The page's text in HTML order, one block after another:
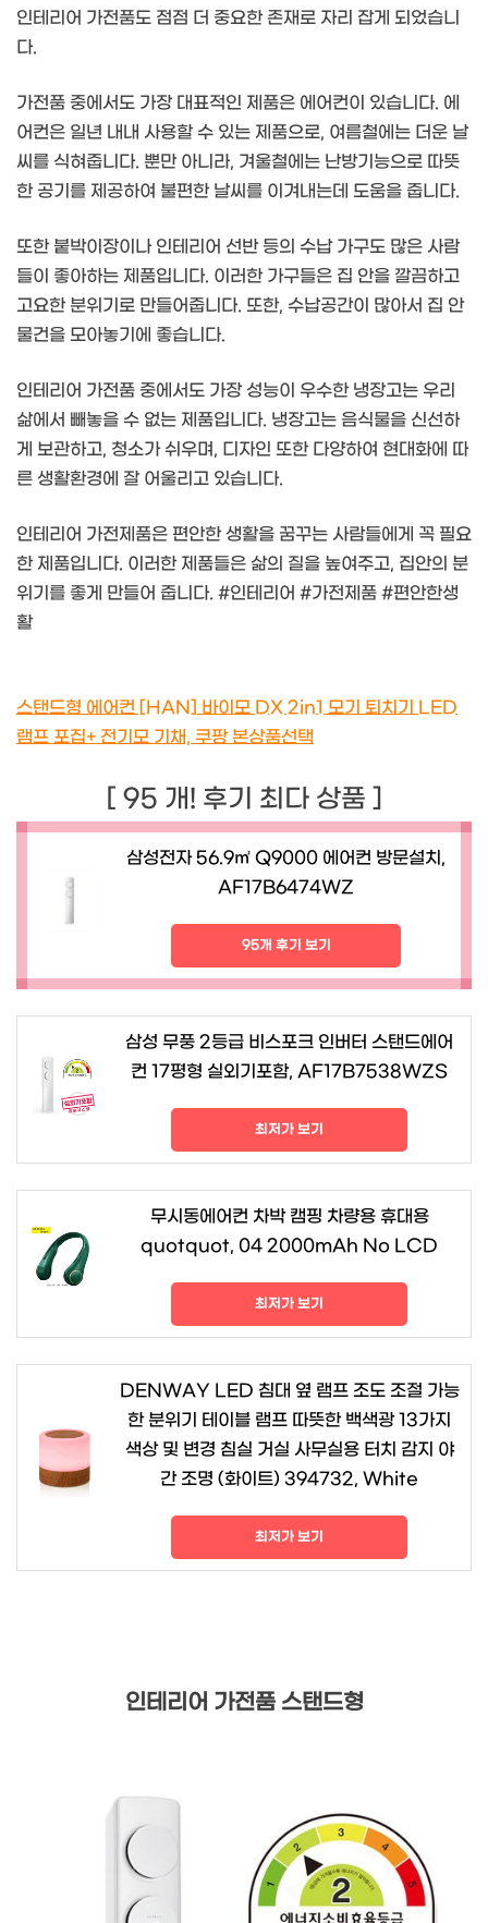
인테리어 가전품도 점점 더 중요한 존재로 자리 잡게 되었습니
다.
가전품 중에서도 가장 대표적인 제품은 에어컨이 있습니다. 에
어컨은 일년 내내 사용할 수 있는 제품으로, 여름철에는 더운 날
씨를 식혀줍니다. 뿐만 아니라, 겨울철에는 난방기능으로 따뜻
한 공기를 제공하여 불편한 날씨를 이겨내는데 도움을 줍니다.
또한 붙박이장이나 인테리어 선반 등의 수납 가구도 많은 사람
들이 좋아하는 제품입니다. 이러한 가구들은 집 안을 깔끔하고
고요한 분위기로 만들어줍니다. 또한, 수납공간이 많아서 집 안
물건을 모아놓기에 좋습니다.
인테리어 가전품 중에서도 가장 성능이 우수한 냉장고는 우리
삶에서 빼놓을 수 없는 제품입니다. 냉장고는 음식물을 신선하
게 보관하고, 청소가 쉬우며, 디자인 또한 다양하여 현대화에 따
른 생활환경에 잘 어울리고 있습니다.
인테리어 가전제품은 편안한 생활을 꿈꾸는 사람들에게 꼭 필요
한 제품입니다. 이러한 제품들은 삶의 질을 높여주고, 집안의 분
위기를 좋게 만들어 줍니다. #인테리어 #가전제품 #편안한생
활
스탠드형 에어컨 [HAN] 바이모 DX 2in1 모기 퇴치기 LED
램프 포집+ 전기모 기채, 쿠팡 본상품선택
[ 95 개! 후기 최다 상품 ]
삼성전자 56.9㎡ Q9000 에어컨 방문설치,
AF17B6474WZ
95개 후기 보기
삼성 무풍 2등급 비스포크 인버터 스탠드에어
컨 17평형 실외기포함, AF17B7538WZS
최저가 보기
무시동에어컨 차박 캠핑 차량용 휴대용
quotquot, 04 2000mAh No LCD
최저가 보기
DENWAY LED 침대 옆 램프 조도 조절 가능
한 분위기 테이블 램프 따뜻한 백색광 13가지
색상 및 변경 침실 거실 사무실용 터치 감지 야
간 조명 (화이트) 394732, White
최저가 보기
인테리어 가전품 스탠드형